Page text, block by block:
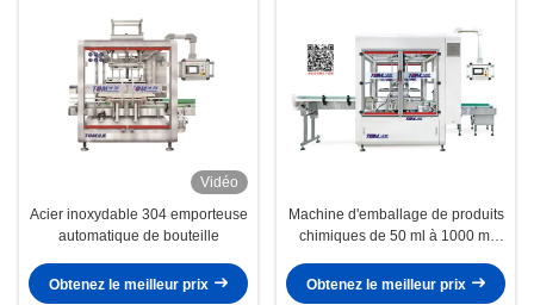
Vidéo
Acier inoxydable 304 emporteuse
automatique de bouteille
Obtenez le meilleur prix
Machine d'emballage de produits
chimiques de 50 ml à 1000 ml
bouteilles de pesticides
Obtenez le meilleur prix